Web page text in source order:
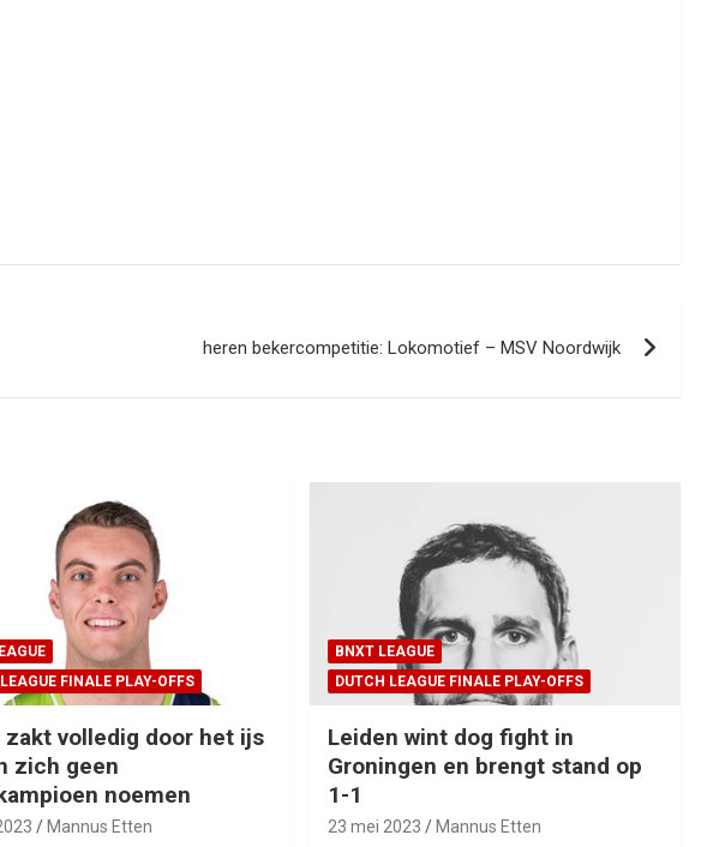
heren bekercompetitie: Lokomotief – MSV Noordwijk
FINALE PLAY-OFFS
zakt volledig door het ijs
zich geen
noemen
Mannus Etten
BNXT LEAGUE
DUTCH LEAGUE FINALE PLAY-OFFS
Leiden wint dog fight in
Groningen en brengt stand op
1-1
23 mei 2023 Mannus Etten